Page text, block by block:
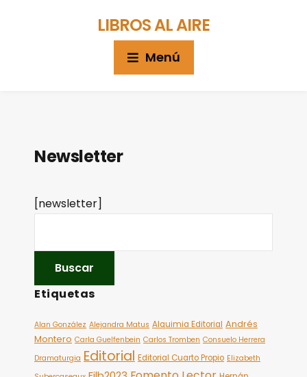
LIBROS AL AIRE
Menú
Newsletter
[newsletter]
Etiquetas
Alan González Alejandra Matus Alquimia Editorial Andrés
Montero Carla Guelfenbein Carlos Tromben Consuelo Herrera
Dramaturgia Editorial Editorial Cuarto Propio Elizabeth